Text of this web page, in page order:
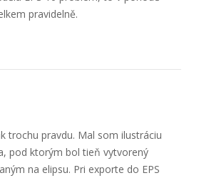
pravidelně.
trochu pravdu. Mal som ilustráciu
pod ktorým bol tieň vytvorený
na elipsu. Pri exporte do EPS